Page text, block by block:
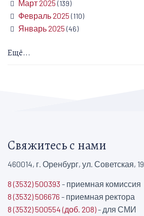
Март 2025 (139)
Февраль 2025 (110)
Январь 2025 (46)
Ещё...
Свяжитесь с нами
460014, г. Оренбург, ул. Советская, 19
8 (3532) 500393 - приемная комиссия
8 (3532) 506676 - приемная ректора
8 (3532) 500554 (доб. 208)- для СМИ